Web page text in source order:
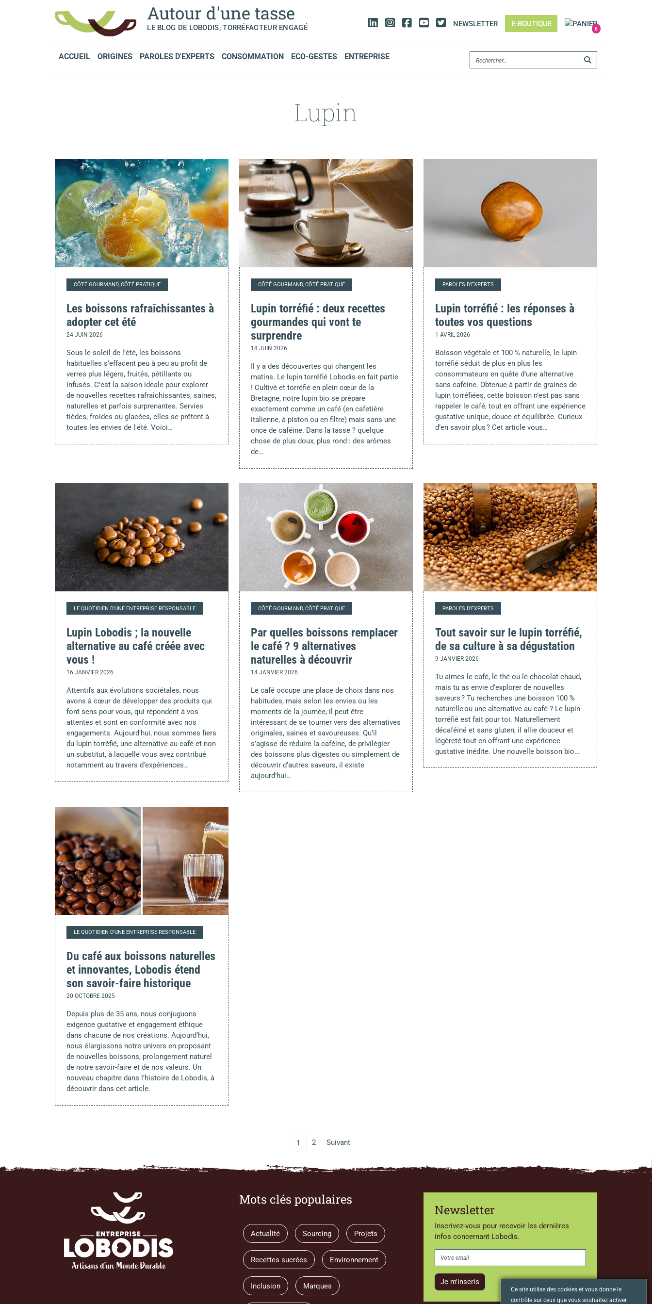
Autour d'une tasse
LE BLOG DE LOBODIS, TORRÉFACTEUR ENGAGÉ NEWSLETTER E-BOUTIQUE
0
ACCUEIL ORIGINES PAROLES D'EXPERTS CONSOMMATION ECO-GESTES ENTREPRISE
Lupin
CÔTÉ GOURMAND, CÔTÉ PRATIQUE
Les boissons rafraîchissantes à
adopter cet été
24 JUIN 2026
Sous le soleil de l’été, les boissons
habituelles s’effacent peu à peu au profit de
verres plus légers, fruités, pétillants ou
infusés. C’est la saison idéale pour explorer
de nouvelles recettes rafraîchissantes, saines,
naturelles et parfois surprenantes. Servies
tièdes, froides ou glacées, elles se prêtent à
toutes les envies de l'été. Voici…
CÔTÉ GOURMAND, CÔTÉ PRATIQUE
Lupin torréfié : deux recettes
gourmandes qui vont te
surprendre
18 JUIN 2026
Il y a des découvertes qui changent les
matins. Le lupin torréfié Lobodis en fait partie
! Cultivé et torréfié en plein cœur de la
Bretagne, notre lupin bio se prépare
exactement comme un café (en cafetière
italienne, à piston ou en filtre) mais sans une
once de caféine. Dans la tasse ? quelque
chose de plus doux, plus rond : des arômes
de…
PAROLES D'EXPERTS
Lupin torréfié : les réponses à
toutes vos questions
1 AVRIL 2026
Boisson végétale et 100 % naturelle, le lupin
torréfié séduit de plus en plus les
consommateurs en quête d’une alternative
sans caféine. Obtenue à partir de graines de
lupin torréfiées, cette boisson n’est pas sans
rappeler le café, tout en offrant une expérience
gustative unique, douce et équilibrée. Curieux
d’en savoir plus ? Cet article vous…
LE QUOTIDIEN D'UNE ENTREPRISE RESPONSABLE
Lupin Lobodis ; la nouvelle
alternative au café créée avec
vous !
16 JANVIER 2026
Attentifs aux évolutions sociétales, nous
avons à cœur de développer des produits qui
font sens pour vous, qui répondent à vos
attentes et sont en conformité avec nos
engagements. Aujourd'hui, nous sommes fiers
du lupin torréfié, une alternative au café et non
un substitut, à laquelle vous avez contribué
notamment au travers d'expériences…
CÔTÉ GOURMAND, CÔTÉ PRATIQUE
Par quelles boissons remplacer
le café ? 9 alternatives
naturelles à découvrir
14 JANVIER 2026
Le café occupe une place de choix dans nos
habitudes, mais selon les envies ou les
moments de la journée, il peut être
intéressant de se tourner vers des alternatives
originales, saines et savoureuses. Qu’il
s’agisse de réduire la caféine, de privilégier
des boissons plus digestes ou simplement de
découvrir d’autres saveurs, il existe
aujourd’hui…
PAROLES D'EXPERTS
Tout savoir sur le lupin torréfié,
de sa culture à sa dégustation
9 JANVIER 2026
Tu aimes le café, le thé ou le chocolat chaud,
mais tu as envie d’explorer de nouvelles
saveurs ? Tu recherches une boisson 100 %
naturelle ou une alternative au café ? Le lupin
torréfié est fait pour toi. Naturellement
décaféiné et sans gluten, il allie douceur et
légèreté tout en offrant une expérience
gustative inédite. Une nouvelle boisson bio…
LE QUOTIDIEN D'UNE ENTREPRISE RESPONSABLE
Du café aux boissons naturelles
et innovantes, Lobodis étend
son savoir-faire historique
20 OCTOBRE 2025
Depuis plus de 35 ans, nous conjuguons
exigence gustative et engagement éthique
dans chacune de nos créations. Aujourd’hui,
nous élargissons notre univers en proposant
de nouvelles boissons, prolongement naturel
de notre savoir-faire et de nos valeurs. Un
nouveau chapitre dans l’histoire de Lobodis, à
découvrir dans cet article.
1 2 Suivant
Mots clés populaires
Actualité Sourcing Projets
Recettes sucrées Environnement
Inclusion Marques
Newsletter
Inscrivez-vous pour recevoir les dernières
infos concernant Lobodis.
Je m'inscris
Ce site utilise des cookies et vous donne le
contrôle sur ceux que vous souhaitez activer